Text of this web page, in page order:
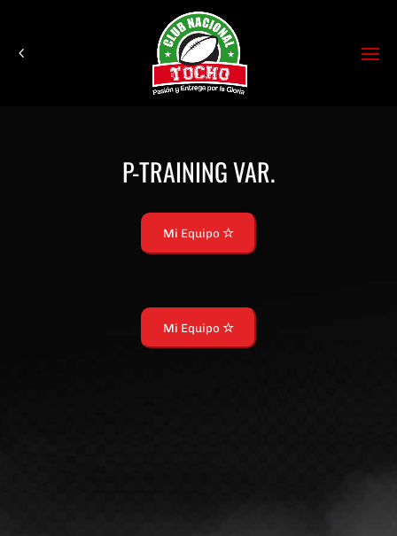
P-TRAINING VAR.
Mi Equipo
Mi Equipo